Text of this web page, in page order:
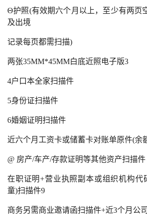
Θ护照(有效期六个月以上，至少有两页
及出境
记录每页都需扫描)
两张35MM*45MM白底近照电子版3
4户口本全家扫描件
5身份证扫描件
6婚姻证明扫描件
近六个月工资卡或储蓄卡对账单原件(余
@ 房产/车产/存款证明等其他资产扫描件
在职证明+营业执照副本或组织机构代
童)扫描件9
商务另需商业邀请函扫描件+近3个月公